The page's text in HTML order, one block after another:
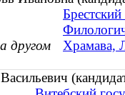
другом
Храмава,